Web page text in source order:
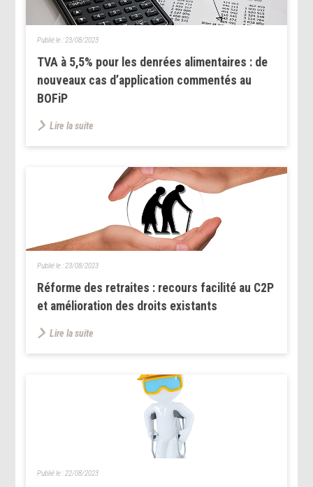
TVA à 5,5% pour les denrées alimentaires : de
nouveaux cas d’application commentés au
BOFiP
Publié le : 23/08/2023
Lire la suite
Réforme des retraites : recours facilité au C2P
et amélioration des droits existants
Publié le : 23/08/2023
Lire la suite
Publié le : 22/08/2023